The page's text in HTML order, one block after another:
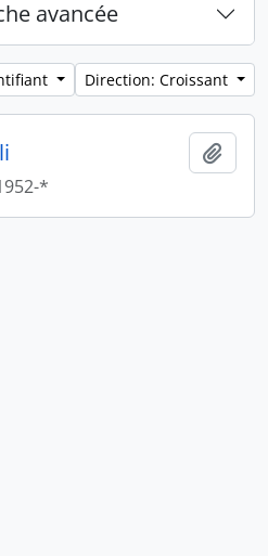
avancée
Direction: Croissant
*